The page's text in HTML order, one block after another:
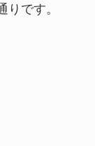
です。